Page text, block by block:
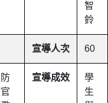
智
鈴
宣導人次 60
宣導成效
學
生